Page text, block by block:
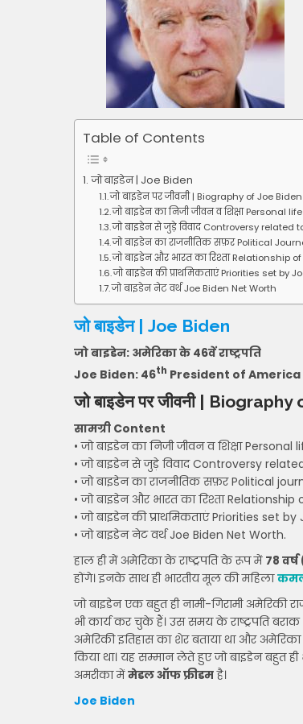
Table of Contents
जो बाइडेन | Joe Biden
जो बाइडेन पर जीवनी | Biography of Joe Biden
जो बाइडेन का निजी जीवन व शिक्षा Personal
जो बाइडेन से जुड़े विवाद Controversy related
जो बाइडेन का राजनीतिक सफ़र Political
जो बाइडेन और भारत का रिश्ता Relationship
जो बाइडेन की प्राथमिकताएं Priorities set by
जो बाइडेन नेट वर्थ Joe Biden Net Worth
जो बाइडेन | Joe Biden
जो बाइडेन: अमेरिका के 46वें राष्ट्रपति
Joe Biden: 46th President of America
जो बाइडेन पर जीवनी |
सामग्री Content
• जो बाइडेन का निजी जीवन व शिक्षा
• जो बाइडेन से जुड़े विवाद Controversy
• जो बाइडेन का राजनीतिक सफ़र Political
• जो बाइडेन और भारत का रिश्ता
• जो बाइडेन की प्राथमिकताएं Priorities set by
• जो बाइडेन नेट वर्थ Joe Biden Net Worth.
हाल ही में अमेरिका के राष्ट्रपति के रूप में 78
होंगे। इनके साथ ही भारतीय मूल की महिला
जो बाइडेन एक बहुत ही नामी-गिरामी अमेरिकी
भी कार्य कर चुके हैं। उस समय के राष्ट्रपति
अमेरिकी इतिहास का शेर बताया था और
किया था। यह सम्मान लेते हुए जो बाइडेन बहुत
अमरीका मेंमेडल ऑफ फ्रीडमहै।
Joe Biden